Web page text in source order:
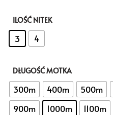
ILOŚĆ NITEK
3 4
DŁUGOŚĆ MOTKA
300m 400m 500m
900m
1000m 1100m